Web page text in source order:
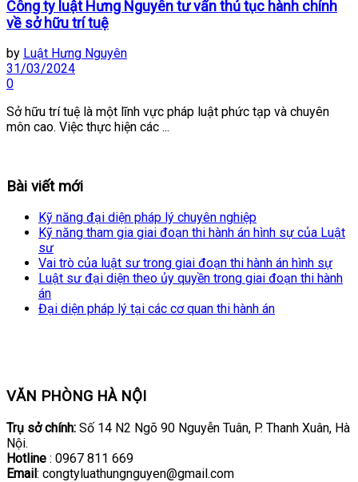
Công ty luật Hưng Nguyên tư vấn thủ tục hành chính
về sở hữu trí tuệ
by Luật Hưng Nguyên
31/03/2024
0
Sở hữu trí tuệ là một lĩnh vực pháp luật phức tạp và chuyên
môn cao. Việc thực hiện các ...
Bài viết mới
Kỹ năng đại diện pháp lý chuyên nghiệp
Kỹ năng tham gia giai đoạn thi hành án hình sự của Luật
sư
Vai trò của luật sư trong giai đoạn thi hành án hình sự
Luật sư đại diện theo ủy quyền trong giai đoạn thi hành
án
Đại diện pháp lý tại các cơ quan thi hành án
VĂN PHÒNG HÀ NỘI
Trụ sở chính: Số 14 N2 Ngõ 90 Nguyễn Tuân, P. Thanh Xuân, Hà
Nội.
Hotline : 0967 811 669
Email: congtyluathungnguyen@gmail.com